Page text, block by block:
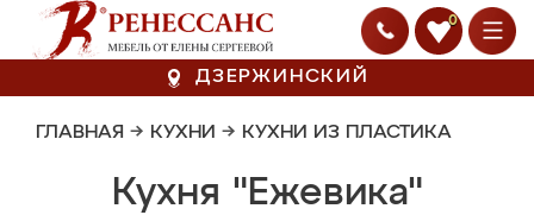
0
ДЗЕРЖИНСКИЙ
ГЛАВНАЯ → КУХНИ → КУХНИ ИЗ ПЛАСТИКА
Кухня "Ежевика"